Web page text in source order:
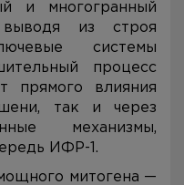
и многогранный
выводя из строя
системы
процесс
прямого влияния
так и через
механизмы,
ИФР-1.
митогена —